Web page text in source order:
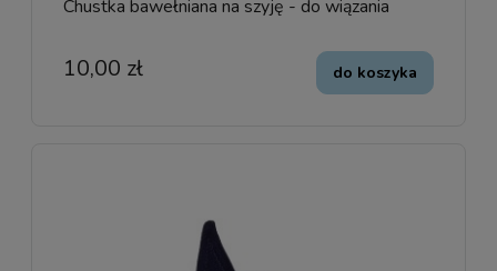
Chustka bawełniana na szyję - do wiązania
10,00 zł do koszyka